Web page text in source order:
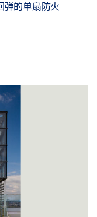
弹的单扇防火